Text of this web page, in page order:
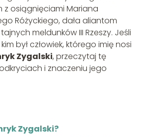
z osiągnięciami Mariana
Różyckiego, dała aliantom
meldunków III Rzeszy. Jeśli
był człowiek, którego imię nosi
Zygalski, przeczytaj tę
i znaczeniu jego
Zygalski?